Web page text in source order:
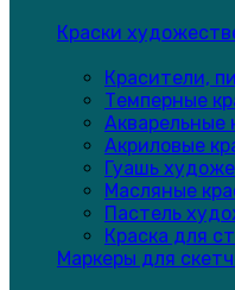
Краски
Красители,
Темперные
Акварельные
Акриловые
Гуашь
Масляные
Пастель
Краска для
Маркеры для